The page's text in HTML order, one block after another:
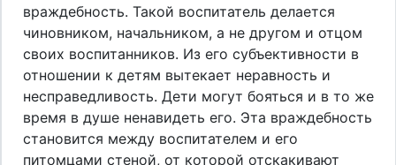
враждебность. Такой воспитатель делается
чиновником, начальником, а не другом и отцом
своих воспитанников. Из его субъективности в
отношении к детям вытекает неравность и
несправедливость. Дети могут бояться и в то же
время в душе ненавидеть его. Эта враждебность
становится между воспитателем и его
питомцами стеной, от которой отскакивают